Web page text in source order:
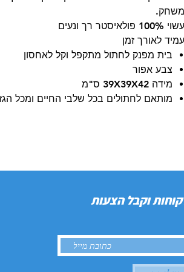
משחק.
עשוי 100% פולאיסטר רך ונעים
עמיד לאורך זמן
בית מפנק לחתול מתקפל וקל לאחסון
צבע אפור
מידה 39X39X42 ס"מ
מותאם לחתולים בכל שלבי החיים ומכל
וקבל הצעות